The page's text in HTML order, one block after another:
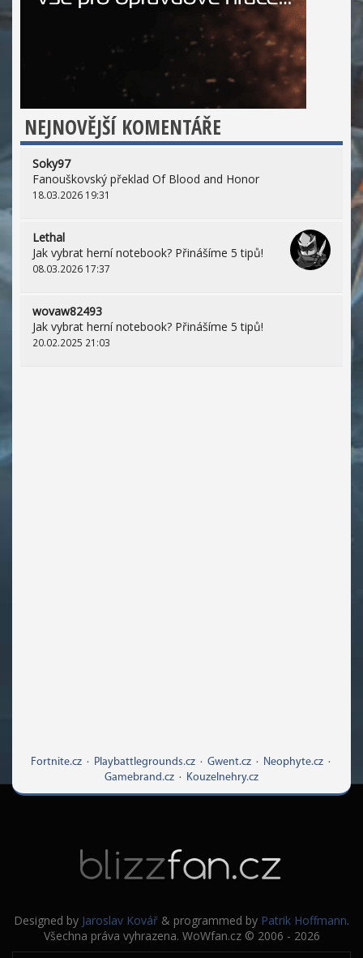
NEJNOVĚJŠÍ KOMENTÁŘE
Soky97
Fanouškovský překlad Of Blood and Honor
18.03.2026 19:31
Lethal
Jak vybrat herní notebook? Přinášíme 5 tipů!
08.03.2026 17:37
wovaw82493
Jak vybrat herní notebook? Přinášíme 5 tipů!
20.02.2025 21:03
Fortnite.cz· Playbattlegrounds.cz· Gwent.cz· Neophyte.cz·
Gamebrand.cz · Kouzelnehry.cz
Designed by Jaroslav Kovář & programmed by Patrik Hoffmann.
Všechna práva vyhrazena. WoWfan.cz © 2006 - 2026